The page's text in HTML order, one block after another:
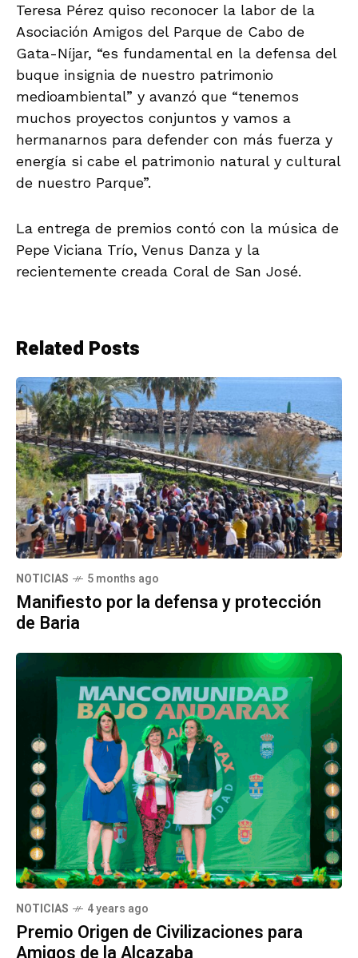
Teresa Pérez quiso reconocer la labor de la
Asociación Amigos del Parque de Cabo de
Gata-Níjar, “es fundamental en la defensa del
buque insignia de nuestro patrimonio
medioambiental” y avanzó que “tenemos
muchos proyectos conjuntos y vamos a
hermanarnos para defender con más fuerza y
energía si cabe el patrimonio natural y cultural
de nuestro Parque”.
La entrega de premios contó con la música de
Pepe Viciana Trío, Venus Danza y la
recientemente creada Coral de San José.
Related Posts
NOTICIAS 5 months ago
Manifiesto por la defensa y protección
de Baria
NOTICIAS 4 years ago
Premio Origen de Civilizaciones para
Amigos de la Alcazaba